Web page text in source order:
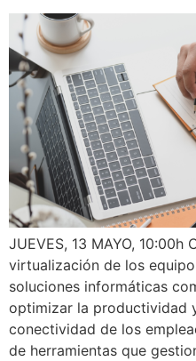
JUEVES, 13 MAYO,
virtualización de los
soluciones informáticas
optimizar la productividad
conectividad de los
de herramientas que